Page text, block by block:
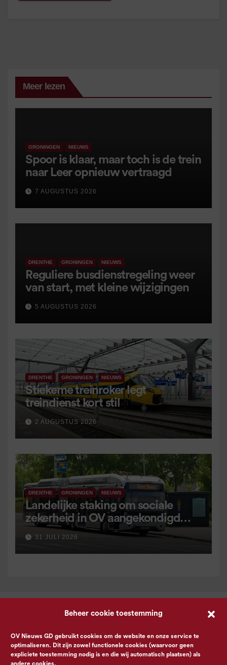
Beheer cookie toestemming
OV Nieuws GD gebruikt cookies om de website en onze service te
optimaliseren. Dit zijn zowel functionele cookies (waarvoor geen
expliciete toestemming nodig is en die wij automatisch plaatsen) als
andere cookies.
Meer lezen
GRONINGEN NIEUWS
Spoor is klaar, maar toch is de trein
naar Leer opnieuw vertraagd
7 AUGUSTUS 2026
DRENTHE GRONINGEN NIEUWS
Reguliere busdienstregeling weer
van start, met kleine wijzigingen
5 AUGUSTUS 2026
DRENTHE GRONINGEN NIEUWS
Stiekeme treinroker legt
treindienst kort stil
2 AUGUSTUS 2026
DRENTHE GRONINGEN NIEUWS
Landelijke staking om sociale
zekerheid in OV aangekondigd
voor 9 september
31 JULI 2026